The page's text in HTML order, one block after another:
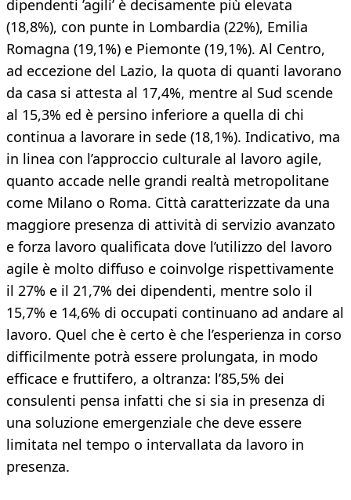
dipendenti ’agili’ è decisamente più elevata
(18,8%), con punte in Lombardia (22%), Emilia
Romagna (19,1%) e Piemonte (19,1%). Al Centro,
ad eccezione del Lazio, la quota di quanti lavorano
da casa si attesta al 17,4%, mentre al Sud scende
al 15,3% ed è persino inferiore a quella di chi
continua a lavorare in sede (18,1%). Indicativo, ma
in linea con l’approccio culturale al lavoro agile,
quanto accade nelle grandi realtà metropolitane
come Milano o Roma. Città caratterizzate da una
maggiore presenza di attività di servizio avanzato
e forza lavoro qualificata dove l’utilizzo del lavoro
agile è molto diffuso e coinvolge rispettivamente
il 27% e il 21,7% dei dipendenti, mentre solo il
15,7% e 14,6% di occupati continuano ad andare al
lavoro. Quel che è certo è che l’esperienza in corso
difficilmente potrà essere prolungata, in modo
efficace e fruttifero, a oltranza: l’85,5% dei
consulenti pensa infatti che si sia in presenza di
una soluzione emergenziale che deve essere
limitata nel tempo o intervallata da lavoro in
presenza.